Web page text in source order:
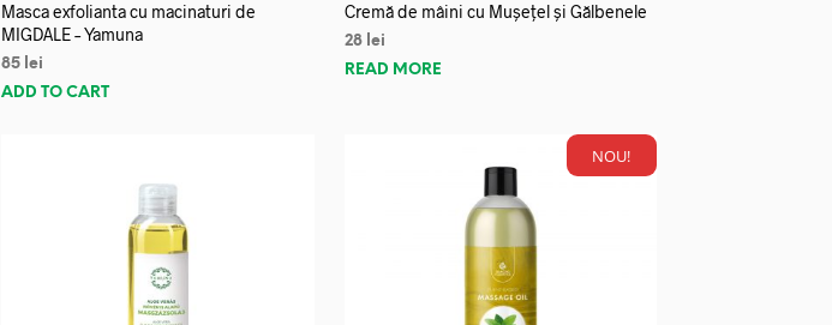
Masca exfolianta cu macinaturi de
MIGDALE – Yamuna
85 lei
ADD TO CART
Cremă de mâini cu Mușețel și Gălbenele
28 lei
READ MORE
NOU!